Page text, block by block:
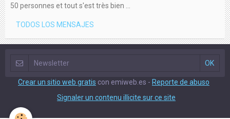
50 personnes et tout s'est très bien ...
TODOS LOS MENSAJES
Crear un sitio web gratis con emiweb.es - Reporte de abuso
Signaler un contenu illicite sur ce site